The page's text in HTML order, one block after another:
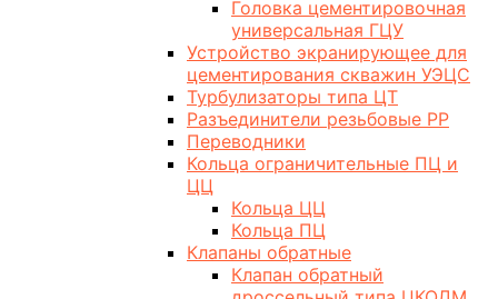
Головка цементировочная
универсальная ГЦУ
Устройство экранирующее для
цементирования скважин УЭЦС
Турбулизаторы типа ЦТ
Разъединители резьбовые РР
Переводники
Кольца ограничительные ПЦ и
ЦЦ
Кольца ЦЦ
Кольца ПЦ
Клапаны обратные
Клапан обратный